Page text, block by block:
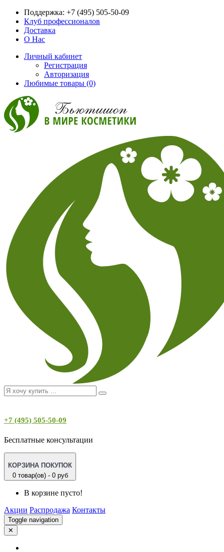
Поддержка: +7 (495) 505-50-09
Клуб профессионалов
Доставка
О Нас
Личный кабинет
Регистрация
Авторизация
Любимые товары (0)
+7 (495) 505-50-09
Бесплатные консультации
КОРЗИНА ПОКУПОК
0 товар(ов) - 0 руб
В корзине пусто!
Акции Распродажа Контакты
Toggle navigation
✕